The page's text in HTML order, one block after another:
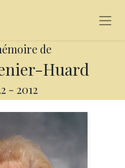
de
Huard
- 2012